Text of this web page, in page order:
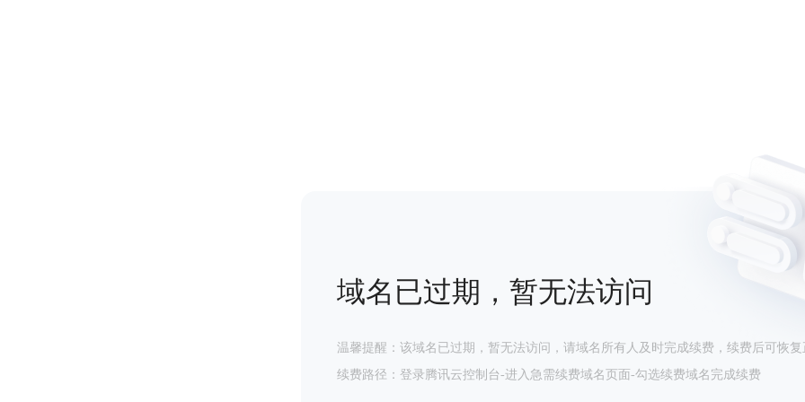
域名已过期，暂无法访问
温馨提醒：该域名已过期，暂无法访问，请域名所有人及时完成续费，续费后可恢复
续费路径：登录腾讯云控制台-进入急需续费域名页面-勾选续费域名完成续费